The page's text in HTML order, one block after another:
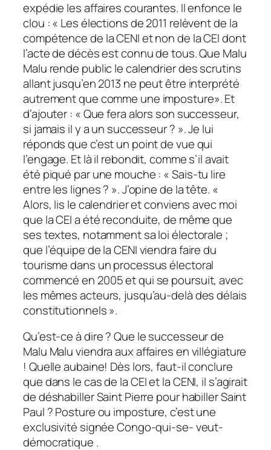
expédie les affaires courantes. Il enfonce le
clou : « Les élections de 2011 relèvent de la
compétence de la CENI et non de la CEI dont
l’acte de décès est connu de tous. Que Malu
Malu rende public le calendrier des scrutins
allant jusqu’en 2013 ne peut être interprété
autrement que comme une imposture». Et
d’ajouter : « Que fera alors son successeur,
si jamais il y a un successeur ? ». Je lui
réponds que c’est un point de vue qui
l’engage. Et là il rebondit, comme s’il avait
été piqué par une mouche : « Sais-tu lire
entre les lignes ? ». J’opine de la tête. «
Alors, lis le calendrier et conviens avec moi
que la CEI a été reconduite, de même que
ses textes, notamment sa loi électorale ;
que l’équipe de la CENI viendra faire du
tourisme dans un processus électoral
commencé en 2005 et qui se poursuit, avec
les mêmes acteurs, jusqu’au-delà des délais
constitutionnels ».
Qu’est-ce à dire ? Que le successeur de
Malu Malu viendra aux affaires en villégiature
! Quelle aubaine! Dès lors, faut-il conclure
que dans le cas de la CEI et la CENI, il s’agirait
de déshabiller Saint Pierre pour habiller Saint
Paul ? Posture ou imposture, c’est une
exclusivité signée Congo-qui-se- veut-
démocratique .